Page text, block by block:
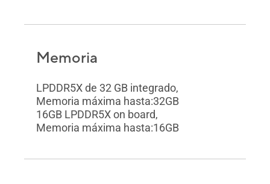
Memoria
LPDDR5X de 32 GB integrado,
Memoria máxima hasta:32GB
16GB LPDDR5X on board,
Memoria máxima hasta:16GB